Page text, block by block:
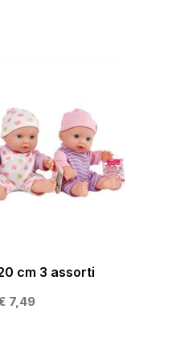
cm 3 assorti
7,49